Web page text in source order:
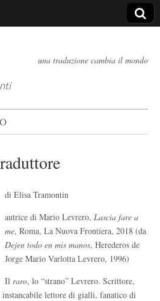
una traduzione cambia il mondo
di Elisa Tramontin
autrice di Mario Levrero, Lascia fare a
me, Roma, La Nuova Frontiera, 2018 (da
Dejen todo en mis manos, Herederos de
Jorge Mario Varlotta Levrero, 1996)
Il raro, lo “strano” Levrero. Scrittore,
lettore di gialli, fanatico di